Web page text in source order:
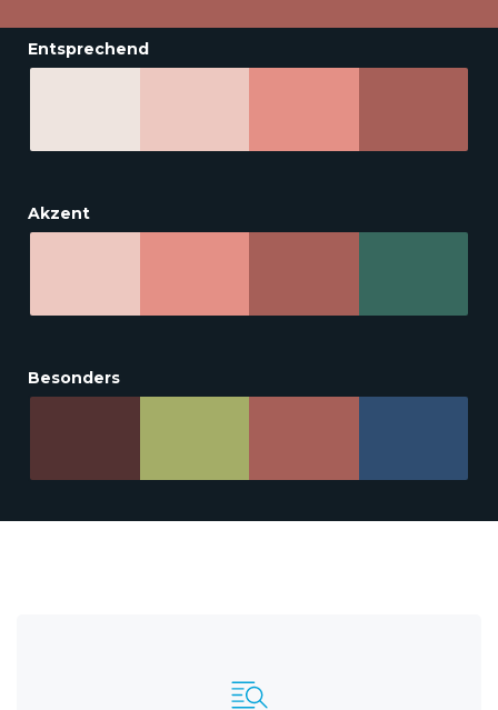
Entsprechend
Akzent
Besonders